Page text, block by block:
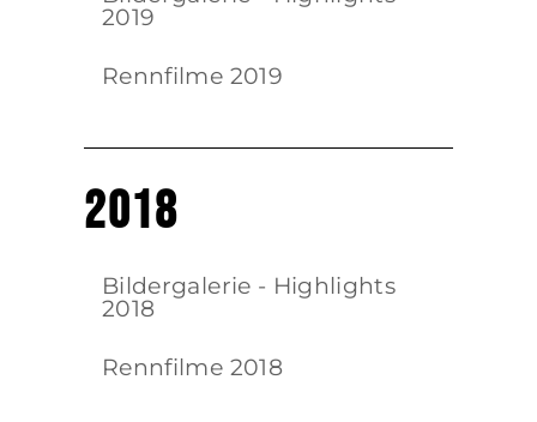
2019
Rennfilme 2019
2018
Bildergalerie - Highlights
2018
Rennfilme 2018